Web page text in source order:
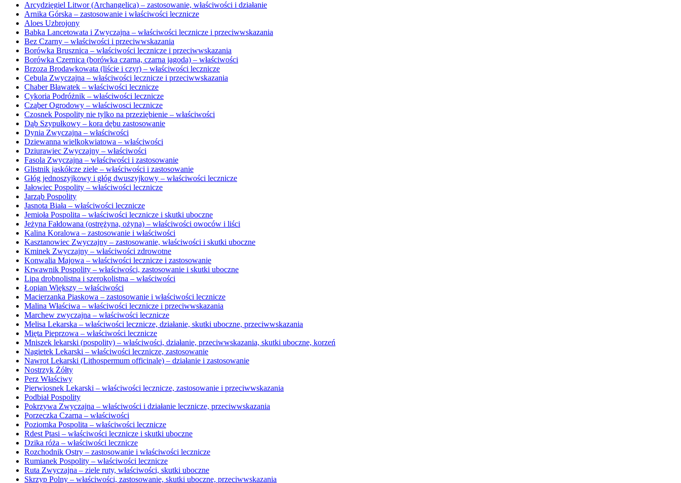
Arcydzięgiel Litwor (Archangelica) – zastosowanie, właściwości i działanie
Arnika Górska – zastosowanie i właściwości lecznicze
Aloes Uzbrojony
Babka Lancetowata i Zwyczajna – właściwości lecznicze i przeciwwskazania
Bez Czarny – właściwości i przeciwwskazania
Borówka Brusznica – właściwości lecznicze i przeciwwskazania
Borówka Czernica (borówka czarna, czarna jagoda) – właściwości
Brzoza Brodawkowata (liście i czyr) – właściwości lecznicze
Cebula Zwyczajna – właściwości lecznicze i przeciwwskazania
Chaber Bławatek – właściwości lecznicze
Cykoria Podróżnik – właściwości lecznicze
Cząber Ogrodowy – właściwosci lecznicze
Czosnek Pospolity nie tylko na przeziębienie – właściwości
Dąb Szypułkowy – kora dębu zastosowanie
Dynia Zwyczajna – właściwości
Dziewanna wielkokwiatowa – właściwości
Dziurawiec Zwyczajny – właściwości
Fasola Zwyczajna – właściwości i zastosowanie
Glistnik jaskółcze ziele – właściwości i zastosowanie
Głóg jednoszyjkowy i głóg dwuszyjkowy – właściwości lecznicze
Jałowiec Pospolity – właściwości lecznicze
Jarząb Pospolity
Jasnota Biała – właściwości lecznicze
Jemioła Pospolita – właściwości lecznicze i skutki uboczne
Jeżyna Fałdowana (ostrężyna, ożyna) – właściwości owoców i liści
Kalina Koralowa – zastosowanie i właściwości
Kasztanowiec Zwyczajny – zastosowanie, właściwości i skutki uboczne
Kminek Zwyczajny – właściwości zdrowotne
Konwalia Majowa – właściwości lecznicze i zastosowanie
Krwawnik Pospolity – właściwości, zastosowanie i skutki uboczne
Lipa drobnolistna i szerokolistna – właściwości
Łopian Większy – właściwości
Macierzanka Piaskowa – zastosowanie i właściwości lecznicze
Malina Właściwa – właściwości lecznicze i przeciwwskazania
Marchew zwyczajna – właściwości lecznicze
Melisa Lekarska – właściwości lecznicze, działanie, skutki uboczne, przeciwwskazania
Mięta Pieprzowa – właściwości lecznicze
Mniszek lekarski (pospolity) – właściwości, działanie, przeciwwskazania, skutki uboczne, korzeń
Nagietek Lekarski – właściwości lecznicze, zastosowanie
Nawrot Lekarski (Lithospermum officinale) – działanie i zastosowanie
Nostrzyk Żółty
Perz Właściwy
Pierwiosnek Lekarski – właściwości lecznicze, zastosowanie i przeciwwskazania
Podbiał Pospolity
Pokrzywa Zwyczajna – właściwości i działanie lecznicze, przeciwwskazania
Porzeczka Czarna – właściwości
Poziomka Pospolita – właściwości lecznicze
Rdest Ptasi – właściwości lecznicze i skutki uboczne
Dzika róża – właściwości lecznicze
Rozchodnik Ostry – zastosowanie i właściwości lecznicze
Rumianek Pospolity – właściwości lecznicze
Ruta Zwyczajna – ziele ruty, właściwości, skutki uboczne
Skrzyp Polny – właściwości, zastosowanie, skutki uboczne, przeciwwskazania